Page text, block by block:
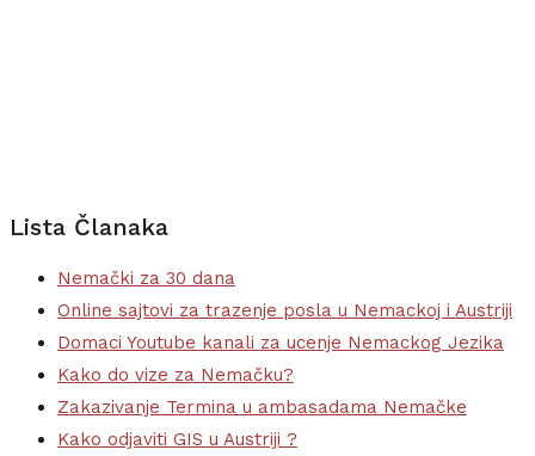
Lista Članaka
Nemački za 30 dana
Online sajtovi za trazenje posla u Nemackoj i Austriji
Domaci Youtube kanali za ucenje Nemackog Jezika
Kako do vize za Nemačku?
Zakazivanje Termina u ambasadama Nemačke
Kako odjaviti GIS u Austriji ?